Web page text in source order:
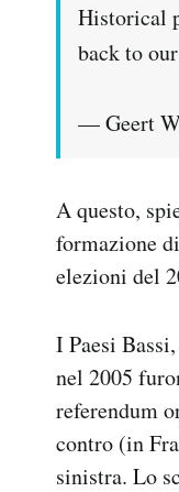
Historical
back to
— Geert
A questo,
formazione
elezioni del
I Paesi
nel 2005
referendum
contro (in
sinistra. Lo